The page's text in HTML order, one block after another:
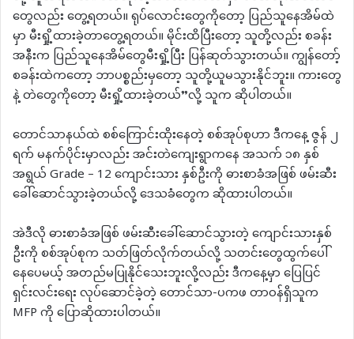
တွေလည်း တွေ့ရတယ်။ ရုပ်လောင်းတွေကိုတော့ ပြည်သူနေအိမ်ထဲ
မှာ မီးရှို့ထားခဲ့တာတွေ့ရတယ်။ မိုင်းထိပြီးတော့ သူတို့လည်း စခန်း
အနီးက ပြည်သူနေအိမ်တွေမီးရှို့ပြီး ပြန်ဆုတ်သွားတယ်။ ကျွန်တော့်
စခန်းထဲကတော့ ဘာပစ္စည်းမှတော့ သူတို့ယူမသွားနိုင်ဘူး။ ကားတွေ
နဲ့ တဲတွေကိုတော့ မီးရှို့ထားခဲ့တယ်”လို့ သူက ဆိုပါတယ်။
တောင်သာနယ်ထဲ စစ်ကြောင်းထိုးနေတဲ့ စစ်အုပ်စုဟာ ဒီကနေ့ ဇွန် ၂
ရက် မနက်ပိုင်းမှာလည်း အင်းတဲကျေးရွာကနေ အသက် ၁၈ နှစ်
အရွယ် Grade – 12 ကျောင်းသား နှစ်ဦးကို ဓားစာခံအဖြစ် ဖမ်းဆီး
ခေါ်ဆောင်သွားခဲ့တယ်လို့ ဒေသခံတွေက ဆိုထားပါတယ်။
အဲဒီလို ဓားစာခံအဖြစ် ဖမ်းဆီးခေါ်ဆောင်သွားတဲ့ ကျောင်းသားနှစ်
ဦးကို စစ်အုပ်စုက သတ်ဖြတ်လိုက်တယ်လို့ သတင်းတွေထွက်ပေါ်
နေပေမယ့် အတည်မပြုနိုင်သေးဘူးလို့လည်း ဒီကနေ့မှာ ပြေပြင်
ရှင်းလင်းရေး လုပ်ဆောင်ခဲ့တဲ့ တောင်သာ-ပကဖ တာဝန်ရှိသူက
MFP ကို ပြောဆိုထားပါတယ်။